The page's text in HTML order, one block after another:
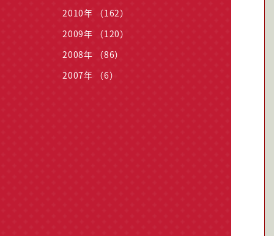
2010年 （162）
2009年 （120）
2008年 （86）
2007年 （6）